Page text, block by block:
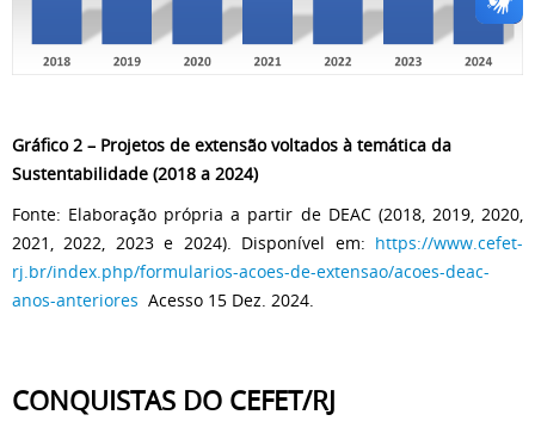
Gráfico 2 – Projetos de extensão voltados à temática da
Sustentabilidade (2018 a 2024)
Fonte: Elaboração própria a partir de DEAC (2018, 2019, 2020,
2021, 2022, 2023 e 2024). Disponível em: https://www.cefet-
rj.br/index.php/formularios-acoes-de-extensao/acoes-deac-
anos-anteriores Acesso 15 Dez. 2024.
CONQUISTAS DO CEFET/RJ